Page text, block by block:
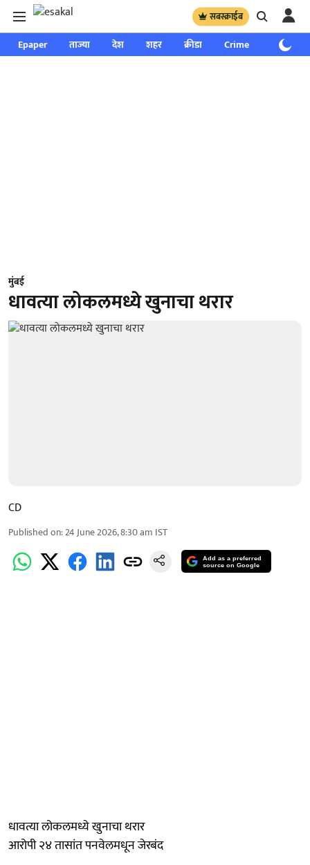
सबस्क्राईब
Epaper ताज्या देश शहर क्रीडा Crime साप्ताहिक
मुंबई
धावत्या लोकलमध्ये खुनाचा थरार
CD
Published on:24 June 2026, 8:30 am IST
Add as a preferred
source on Google
धावत्या लोकलमध्ये खुनाचा थरार
आरोपी २४ तासांत पनवेलमधून जेरबंद